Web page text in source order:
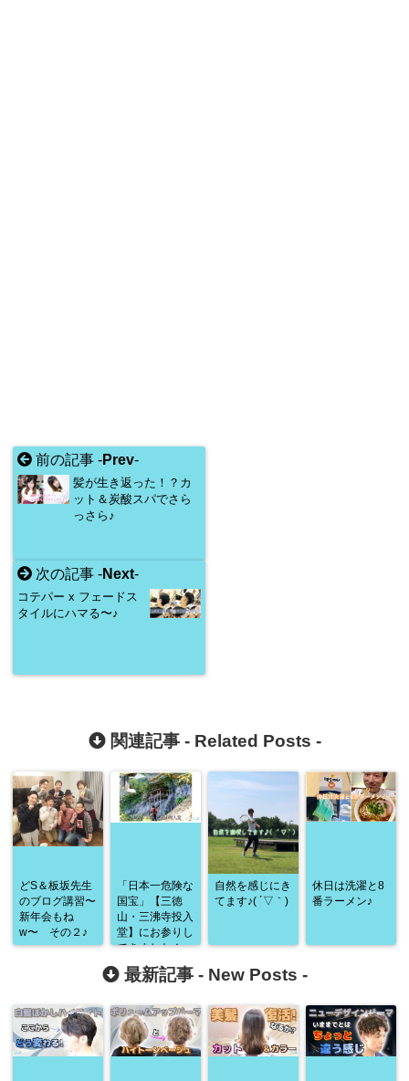
前の記事 -Prev-
髪が生き返った！？カ
ット＆炭酸スパでさら
っさら♪
次の記事 -Next-
コテパー x フェードス
タイルにハマる〜♪
関連記事 - Related Posts -
どS＆板坂先生
のブログ講習〜
新年会もね
w〜 その２♪
「日本一危険な
国宝」【三徳
山・三沸寺投入
堂】にお参りし
てきました！
自然を感じにき
てます♪( ´▽｀)
休日は洗濯と8
番ラーメン♪
最新記事 - New Posts -